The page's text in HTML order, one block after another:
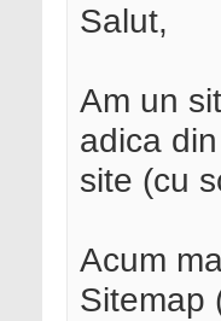
Salut,
Am un
adica
site (cu
Acum
Sitemap